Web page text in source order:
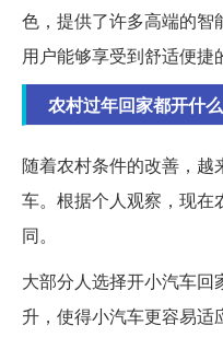
色，提供了许多高端的智
用户能够享受到舒适便捷
农村过年回家都开什
随着农村条件的改善，越
车。根据个人观察，现在
同。
大部分人选择开小汽车
升，使得小汽车更容易